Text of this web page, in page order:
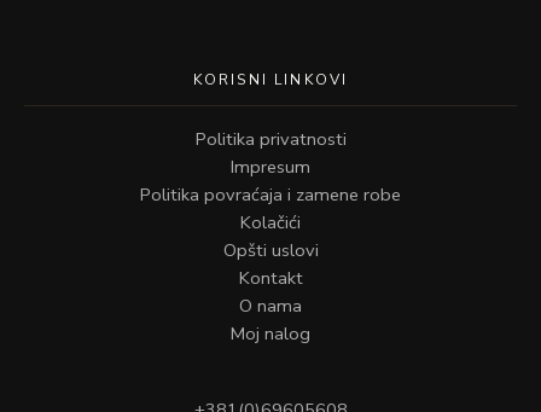
KORISNI LINKOVI
Politika privatnosti
Impresum
Politika povraćaja i zamene robe
Kolačići
Opšti uslovi
Kontakt
O nama
Moj nalog